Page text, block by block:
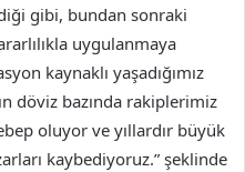
gibi, bundan sonraki
uygulanmaya
kaynaklı yaşadığımız
döviz bazında rakiplerimiz
oluyor ve yıllardır büyük
kaybediyoruz.” şeklinde